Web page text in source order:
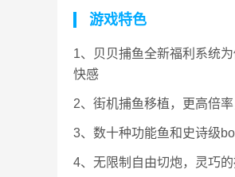
游戏特色
1、贝贝捕鱼全新福利系统
快感
2、街机捕鱼移植，更高倍
3、数十种功能鱼和史诗级
4、无限制自由切炮，灵巧